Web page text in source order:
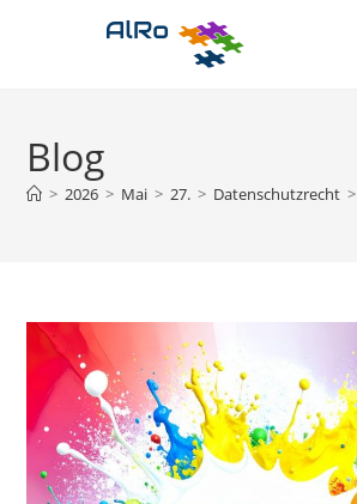
Blog
> 2026 > Mai > 27. > Datenschutzrecht >